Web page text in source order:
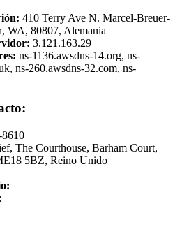
410 Terry Ave N. Marcel-Breuer-
WA, 80807, Alemania
3.121.163.29
ns-1136.awsdns-14.org, ns-
ns-260.awsdns-32.com, ns-
The Courthouse, Barham Court,
5BZ, Reino Unido